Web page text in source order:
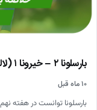
بارسلونا ۲ – خیرونا ۱ (لالیگا اسپانیا)
۱۰ ماه قبل
بارسلونا توانست در هفته نهم لالیگا